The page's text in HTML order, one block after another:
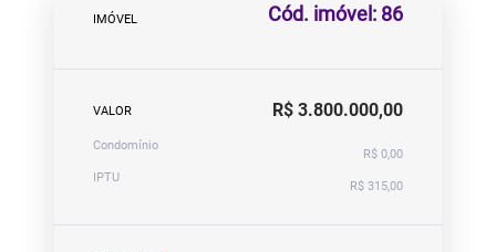
IMÓVEL Cód. imóvel: 86
VALOR R$ 3.800.000,00
Condomínio
R$ 0,00
IPTU
R$ 315,00